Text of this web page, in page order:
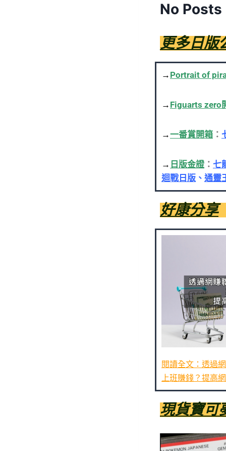
No Posts
更多日版
→ Portrait of
→ Figuarts zero
→一番賞開箱 ：
→ 日版金證 ： 七
迴戰日版 、 通靈
好康分享
閱讀全文：透過
上班賺錢？提高
現貨寶可